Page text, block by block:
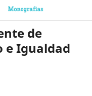
de
e Igualdad